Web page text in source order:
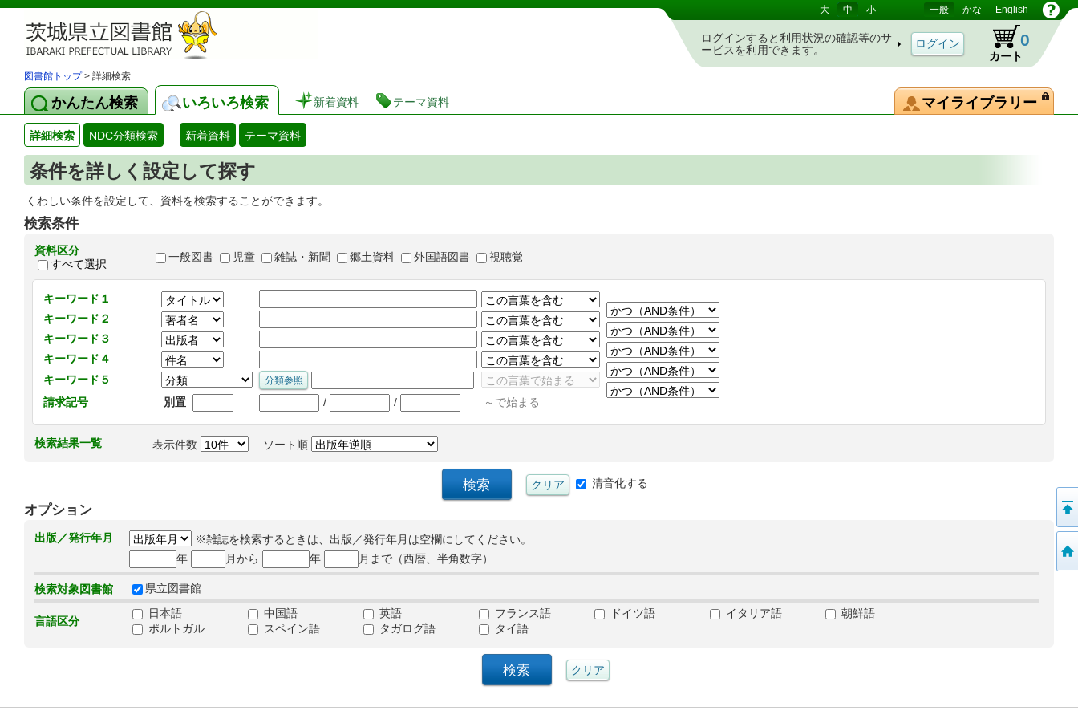
茨城県立図書館 蔵書検索・予約システム 大 中 小 一般 かな English
ログインすると利用状況の確認等のサ
ービスを利用できます。
カート
0
図書館トップ> 詳細検索
かんたん検索 いろいろ検索 新着資料 テーマ資料 マイライブラリー
詳細検索 NDC分類検索 新着資料 テーマ資料
条件を詳しく設定して探す
くわしい条件を設定して、資料を検索することができます。
検索条件
資料区分
すべて選択
一般図書 児童 雑誌・新聞 郷土資料 外国語図書 視聴覚
キーワード１
キーワード２
キーワード３
キーワード４
キーワード５
請求記号
別置 / / ～で始まる
検索結果一覧 表示件数 ソート順
清音化する
オプション
出版／発行年月
※雑誌を検索するときは、出版／発行年月は空欄にしてください。
年
月から 年 月まで（西暦、半角数字）
検索対象図書館 県立図書館
言語区分
日本語 中国語 英語 フランス語 ドイツ語 イタリア語
朝鮮語
ポルトガル
スペイン語 タガログ語 タイ語